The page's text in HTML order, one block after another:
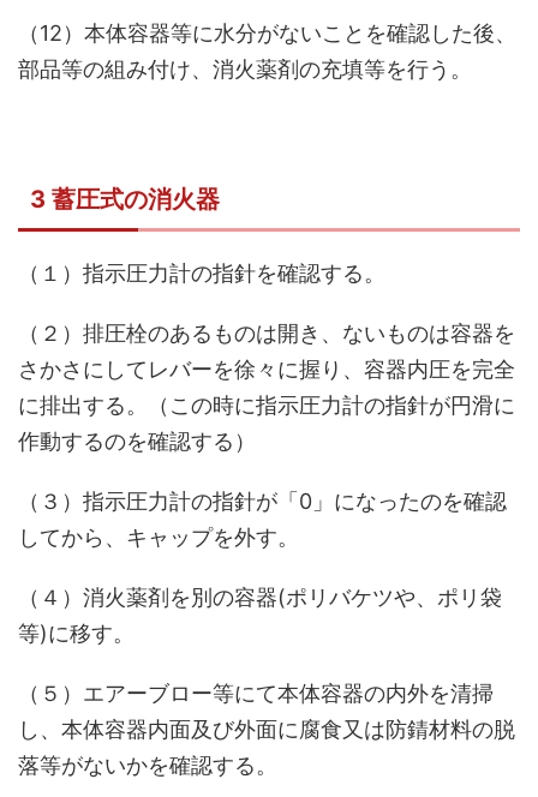
（12）本体容器等に水分がないことを確認した後、
部品等の組み付け、消火薬剤の充填等を行う。
3 蓄圧式の消火器
（１）指示圧力計の指針を確認する。
（２）排圧栓のあるものは開き、ないものは容器を
さかさにしてレバーを徐々に握り、容器内圧を完全
に排出する。（この時に指示圧力計の指針が円滑に
作動するのを確認する）
（３）指示圧力計の指針が「0」になったのを確認
してから、キャップを外す。
（４）消火薬剤を別の容器(ポリバケツや、ポリ袋
等)に移す。
（５）エアーブロー等にて本体容器の内外を清掃
し、本体容器内面及び外面に腐食又は防錆材料の脱
落等がないかを確認する。